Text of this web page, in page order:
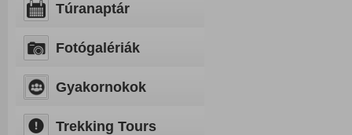
Túranaptár
Fotógalériák
Gyakornokok
Trekking Tours